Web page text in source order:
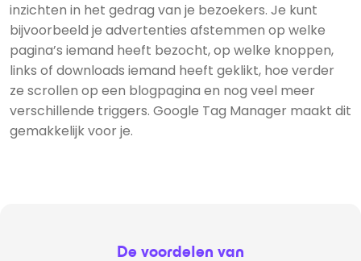
inzichten in het gedrag van je bezoekers. Je kunt
bijvoorbeeld je advertenties afstemmen op welke
pagina’s iemand heeft bezocht, op welke knoppen,
links of downloads iemand heeft geklikt, hoe verder
ze scrollen op een blogpagina en nog veel meer
verschillende triggers. Google Tag Manager maakt dit
gemakkelijk voor je.
De voordelen van